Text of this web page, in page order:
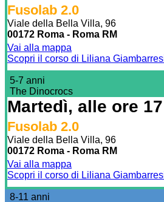
Fusolab 2.0
Viale della Bella Villa, 96
00172 Roma - Roma RM
Vai alla mappa
Scopri il corso di Liliana
5-7 anni
The Dinocrocs
Martedì, alle ore
Fusolab 2.0
Viale della Bella Villa, 96
00172 Roma - Roma RM
Vai alla mappa
Scopri il corso di Liliana
8-11 anni